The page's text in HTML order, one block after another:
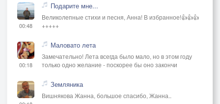
00:48
Подарите мне...
Великолепные стихи и песня, Анна! В избранное!👍👍👍
+++++
00:18
Маловато лета
Замечательно! Лета всегда было мало, но в этом году
только одно желание - поскорее бы оно закончи
Земляника
Вишнякова Жанна, большое спасибо, Жанна..